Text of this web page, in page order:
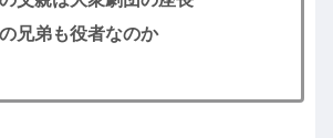
兄弟も役者なのか